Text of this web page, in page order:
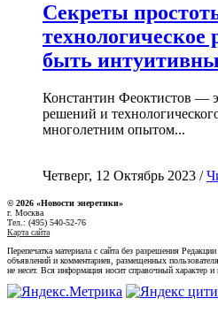
Секреты
быть
Константин Феоктистов —
решений и
многолетним опытом...
Четверг, 12 Октябрь 2023 /
© 2026 «Новости энеретики»
г. Москва
Тел.: (495) 540-52-76
Карта сайта
Перепечатка материала с сайта без разрешения
объявлений и комментариев, размещенных
не несет. Вся информация носит справочный характер